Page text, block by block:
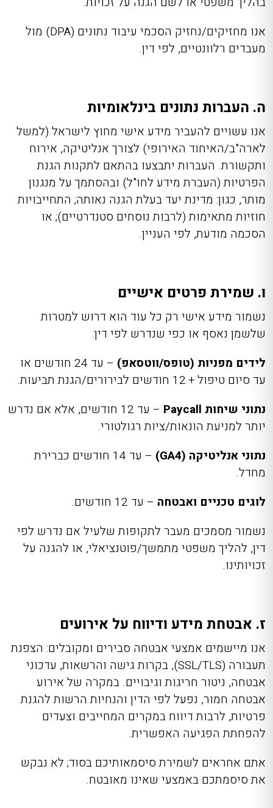
אנו מחזיקים/נחזיק הסכמי עיבוד נתונים (DPA) מול
מעבדים רלוונטיים, לפי דין.
ה. העברות נתונים בינלאומיות
אנו עשויים להעביר מידע אישי מחוץ לישראל (למשל
לארה"ב/האיחוד האירופי) לצורך אנליטיקה, אירוח
ותקשורת. העברות יתבצעו בהתאם לתקנות הגנת
הפרטיות (העברת מידע לחו"ל) ובהסתמך על מנגנון
מותר, כגון: מדינת יעד בעלת הגנה נאותה; התחייבויות
חוזיות מתאימות (לרבות נוסחים סטנדרטיים); או
הסכמה מודעת, לפי העניין.
ו. שמירת פרטים אישיים
נשמור מידע אישי רק כל עוד הוא דרוש למטרות
שלשמן נאסף או כפי שנדרש לפי דין:
לידים מפניות (טופס/ווטסאפ)
– עד 24 חודשים או
עד סיום טיפול + ‎12 חודשים לבירורים/הגנת תביעות.
נתוני שיחות Paycall
– עד 12 חודשים, אלא אם נדרש
יותר למניעת הונאות/ציות רגולטורי.
נתוני אנליטיקה (GA4)
– עד ‎14‎ חודשים כברירת
מחדל.
לוגים טכניים ואבטחה – עד 12 חודשים.
נשמור מסמכים מעבר לתקופות שלעיל אם נדרש לפי
דין, להליך משפטי מתמשך/פוטנציאלי, או להגנה על
זכויותינו.
ז. אבטחת מידע ודיווח על אירועים
אנו מיישמים אמצעי אבטחה סבירים ומקובלים: הצפנת
תעבורה (SSL/TLS), בקרות גישה והרשאות, עדכוני
אבטחה, ניטור חריגות וגיבויים. במקרה של אירוע
אבטחה חמור, נפעל לפי הדין והנחיות הרשות להגנת
פרטיות, לרבות דיווח במקרים המחייבים וצעדים
להפחתת הפגיעה האפשרית.
אתם אחראים לשמירת סיסמאותיכם בסוד; לא נבקש
את סיסמתכם באמצעי שאינו מאובטח.